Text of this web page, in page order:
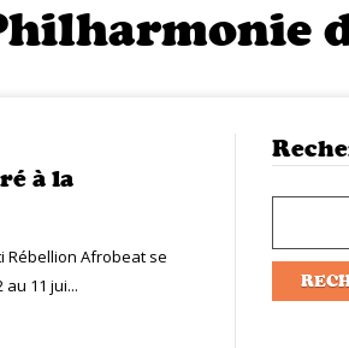
à la
Rébellion Afrobeat se
11 jui...